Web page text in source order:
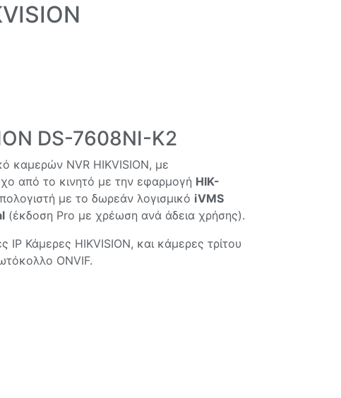
DS-7608NI-K2
καμερών NVR HIKVISION, με
από το κινητό με την εφαρμογή HIK-
με το δωρεάν λογισμικό iVMS
(έκδοση Pro με χρέωση ανά άδεια χρήσης).
IP Κάμερες HIKVISION, και κάμερες τρίτου
ONVIF.